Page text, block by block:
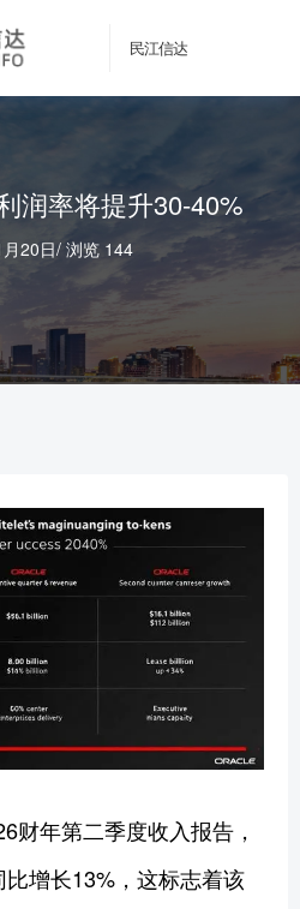
民江信达
润率将提升30-40%
20日/ 浏览 144
财年第二季度收入报告，
增长13%，这标志着该